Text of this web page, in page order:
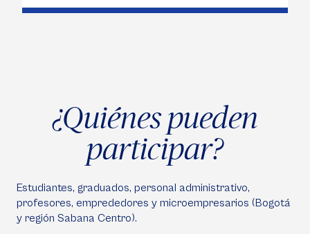
¿Quiénes pueden
participar?
Estudiantes, graduados, personal administrativo,
profesores, emprededores y microempresarios (Bogotá
y región Sabana Centro).